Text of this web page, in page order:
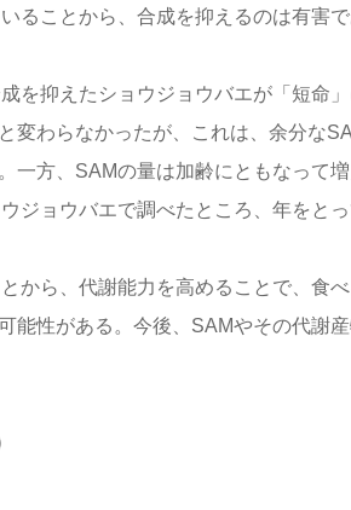
ることから、合成を抑えるのは有害で
を抑えたショウジョウバエが「短命
変わらなかったが、これは、余分な
一方、SAMの量は加齢にともなって
ジョウバエで調べたところ、年をと
から、代謝能力を高めることで、食
能性がある。今後、SAMやその代謝